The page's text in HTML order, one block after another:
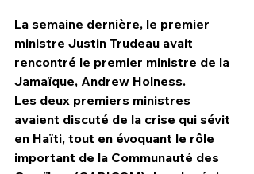
La semaine dernière, le premier
ministre Justin Trudeau avait
rencontré le premier ministre de la
Jamaïque, Andrew Holness.
Les deux premiers ministres
avaient discuté de la crise qui sévit
en Haïti, tout en évoquant le rôle
important de la Communauté des